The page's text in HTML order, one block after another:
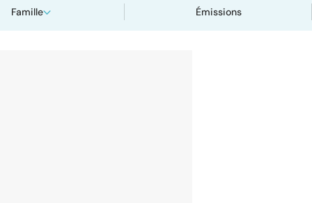
Famille Émissions